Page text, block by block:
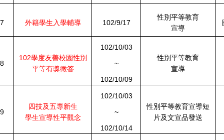
7 外籍學生入學輔導 102/9/17
性別平等教育
宣導
8
102學度友善校園性別
平等有獎徵答
102/10/03
~
102/10/09
性別平等教育
宣導
9
四技及五專新生
學生宣導性平觀念
102/10/03
~
102/10/14
性別平等教育宣導短
片及文宣品發送